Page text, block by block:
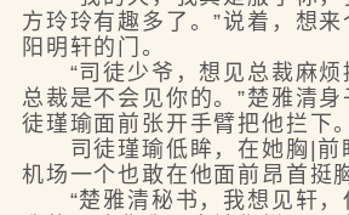
方玲玲有趣多了。”说着，想
阳明轩的门。
“司徒少爷，想见总裁麻烦
总裁是不会见你的。”楚雅清身
徒瑾瑜面前张开手臂把他拦下。
司徒瑾瑜低眸，在她胸|前
机场一个也敢在他面前昂首挺
“楚雅清秘书，我想见轩，